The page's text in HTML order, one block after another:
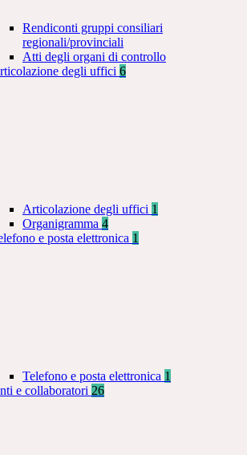
Rendiconti gruppi consiliari
regionali/provinciali
Atti degli organi di controllo
degli uffici 6
Articolazione degli uffici 1
Organigramma 4
e posta elettronica 1
Telefono e posta elettronica 1
e collaboratori 26